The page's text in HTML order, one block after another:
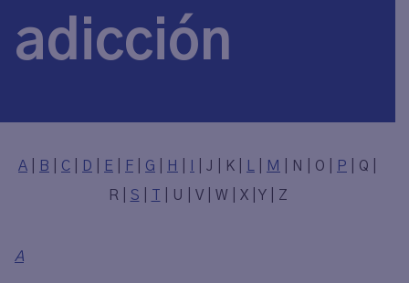
adicción
A B C D E F G H | J | K | M | N | O | P | Q |
R | S T | U | V | W | X | Y | Z
A